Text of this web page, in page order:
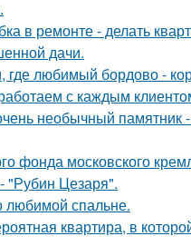
в ремонте - делать
дачи.
любимый бордово -
с каждым
необычный памятник
фонда московского
"Рубин Цезаря".
спальне.
квартира, в